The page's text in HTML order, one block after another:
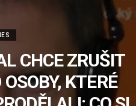
CHCE ZRUŠIT
KTERÉ